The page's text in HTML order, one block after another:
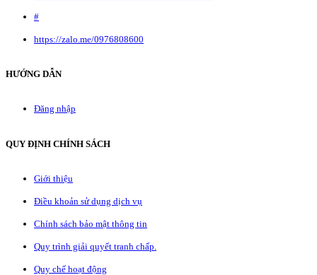
#
https://zalo.me/0976808600
HƯỚNG DẪN
Đăng nhập
QUY ĐỊNH CHÍNH SÁCH
Giới thiệu
Điều khoản sử dụng dịch vụ
Chính sách bảo mật thông tin
Quy trình giải quyết tranh chấp.
Quy chế hoạt động